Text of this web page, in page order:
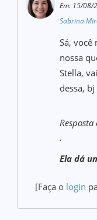
Em: 15/08/
Sabrina
Sá,
nossa
Stella,
dessa, bj
.
Ela dá
[Faça o login